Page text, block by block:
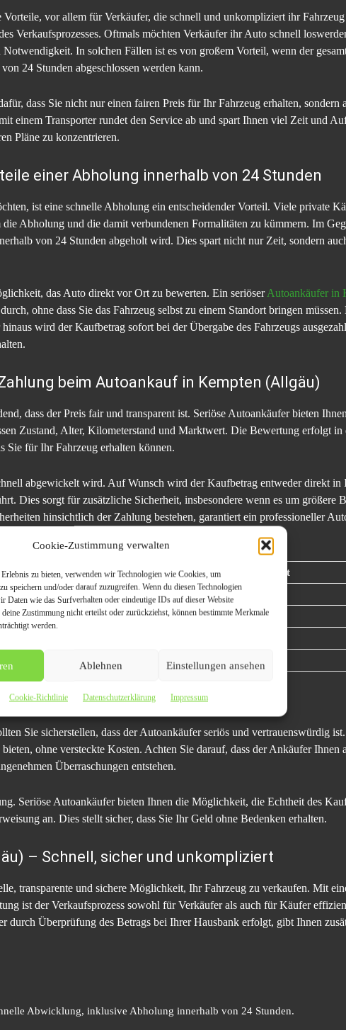
Cookie-Zustimmung verwalten
zu bieten, verwenden wir Technologien wie Cookies, um
speichern und/oder darauf zuzugreifen. Wenn du diesen Technologien
Daten wie das Surfverhalten oder eindeutige IDs auf dieser Website
deine Zustimmung nicht erteilst oder zurückziehst, können bestimmte Merkmale
werden.
Ablehnen Einstellungen ansehen
Cookie-Richtlinie Datenschutzerklärung Impressum
vor allem für Verkäufer, die schnell und unkompliziert ihr Fahrzeug
Verkaufsprozesses. Oftmals möchten Verkäufer ihr Auto schnell
In solchen Fällen ist es von großem Vorteil, wenn der
24 Stunden abgeschlossen werden kann.
dass Sie nicht nur einen fairen Preis für Ihr Fahrzeug erhalten, sondern
einem Transporter rundet den Service ab und spart Ihnen viel Zeit und
Pläne zu konzentrieren.
einer Abholung innerhalb von 24 Stunden
ist eine schnelle Abholung ein entscheidender Vorteil. Viele private
Abholung und die damit verbundenen Formalitäten zu kümmern. Im
von 24 Stunden abgeholt wird. Dies spart nicht nur Zeit, sondern
das Auto direkt vor Ort zu bewerten. Ein seriöserAutoankäufer in
ohne dass Sie das Fahrzeug selbst zu einem Standort bringen
wird der Kaufbetrag sofort bei der Übergabe des Fahrzeugs
beim Autoankauf in Kempten (Allgäu)
dass der Preis fair und transparent ist. Seriöse Autoankäufer bieten
Zustand, Alter, Kilometerstand und Marktwert. Die Bewertung erfolgt in
Sie für Ihr Fahrzeug erhalten können.
abgewickelt wird. Auf Wunsch wird der Kaufbetrag entweder direkt in
Dies sorgt für zusätzliche Sicherheit, insbesondere wenn es um größere
hinsichtlich der Zahlung bestehen, garantiert ein professioneller
Wichtigkeit
Sehr hoch
Hoch
(Allgäu) achten sollten
Sie sicherstellen, dass der Autoankäufer seriös und vertrauenswürdig
ohne versteckte Kosten. Achten Sie darauf, dass der Ankäufer Ihnen
Überraschungen entstehen.
Seriöse Autoankäufer bieten Ihnen die Möglichkeit, die Echtheit des
an. Dies stellt sicher, dass Sie Ihr Geld ohne Bedenken erhalten.
– Schnell, sicher und unkompliziert
transparente und sichere Möglichkeit, Ihr Fahrzeug zu verkaufen. Mit
ist der Verkaufsprozess sowohl für Verkäufer als auch für Käufer
durch Überprüfung des Betrags bei Ihrer Hausbank erfolgt, gibt Ihnen
Abwicklung, inklusive Abholung innerhalb von 24 Stunden.